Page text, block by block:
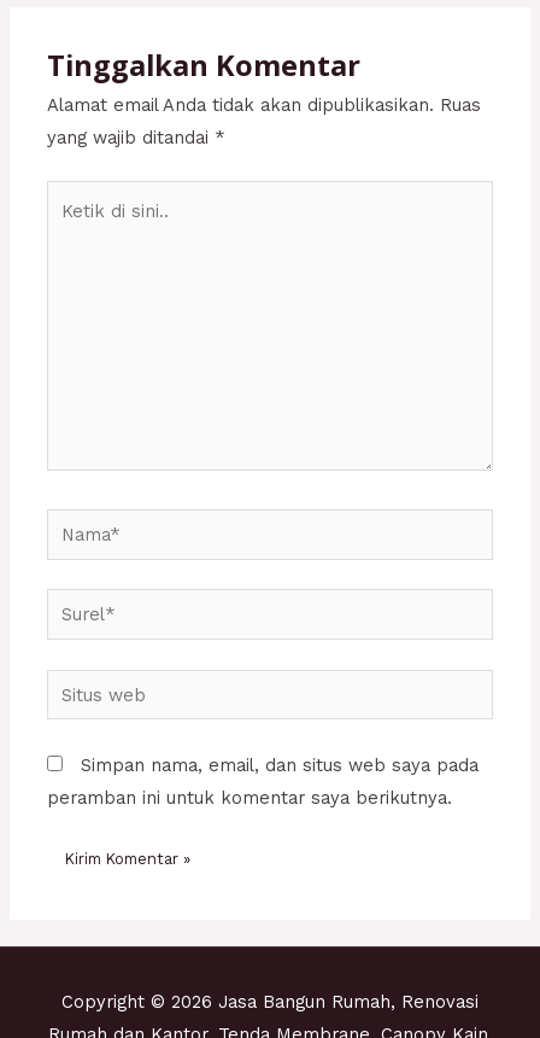
Tinggalkan Komentar
Alamat email Anda tidak akan dipublikasikan. Ruas
yang wajib ditandai *
Nama*
Surel*
Situs
web
Simpan nama, email, dan situs web saya pada
peramban ini untuk komentar saya berikutnya.
Copyright © 2026 Jasa Bangun Rumah, Renovasi